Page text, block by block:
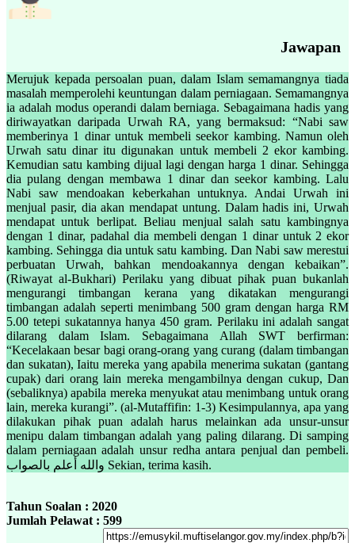
Jawapan
Merujuk kepada persoalan puan, dalam Islam semamangnya tiada
masalah memperolehi keuntungan dalam perniagaan. Semamangnya
ia adalah modus operandi dalam berniaga. Sebagaimana hadis yang
diriwayatkan daripada Urwah RA, yang bermaksud: “Nabi saw
memberinya 1 dinar untuk membeli seekor kambing. Namun oleh
Urwah satu dinar itu digunakan untuk membeli 2 ekor kambing.
Kemudian satu kambing dijual lagi dengan harga 1 dinar. Sehingga
dia pulang dengan membawa 1 dinar dan seekor kambing. Lalu
Nabi saw mendoakan keberkahan untuknya. Andai Urwah ini
menjual pasir, dia akan mendapat untung. Dalam hadis ini, Urwah
mendapat untuk berlipat. Beliau menjual salah satu kambingnya
dengan 1 dinar, padahal dia membeli dengan 1 dinar untuk 2 ekor
kambing. Sehingga dia untuk satu kambing. Dan Nabi saw merestui
perbuatan Urwah, bahkan mendoakannya dengan kebaikan”.
(Riwayat al-Bukhari) Perilaku yang dibuat pihak puan bukanlah
mengurangi timbangan kerana yang dikatakan mengurangi
timbangan adalah seperti menimbang 500 gram dengan harga RM
5.00 tetepi sukatannya hanya 450 gram. Perilaku ini adalah sangat
dilarang dalam Islam. Sebagaimana Allah SWT berfirman:
“Kecelakaan besar bagi orang-orang yang curang (dalam timbangan
dan sukatan), Iaitu mereka yang apabila menerima sukatan (gantang
cupak) dari orang lain mereka mengambilnya dengan cukup, Dan
(sebaliknya) apabila mereka menyukat atau menimbang untuk orang
lain, mereka kurangi”. (al-Mutaffifin: 1-3) Kesimpulannya, apa yang
dilakukan pihak puan adalah harus melainkan ada unsur-unsur
menipu dalam timbangan adalah yang paling dilarang. Di samping
dalam perniagaan adalah unsur redha antara penjual dan pembeli.
والله أعلم بالصواب Sekian, terima kasih.
Tahun Soalan : 2020
Jumlah Pelawat : 599